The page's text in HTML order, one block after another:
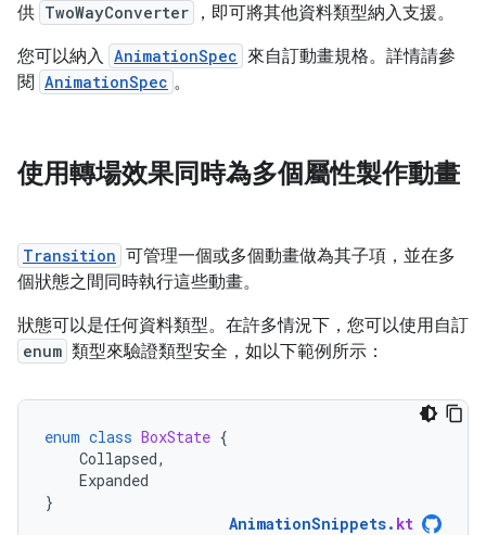
供 TwoWayConverter
，即可將其他資料類型納入支援。
您可以納入 AnimationSpec 來自訂動畫規格。詳情請參
閱 AnimationSpec 。
使用轉場效果同時為多個屬性製作動畫
Transition 可管理一個或多個動畫做為其子項，並在多
個狀態之間同時執行這些動畫。
狀態可以是任何資料類型。在許多情況下，您可以使用自訂
enum 類型來驗證類型安全，如以下範例所示：
enum class BoxState {
Collapsed,
Expanded
}
AnimationSnippets. kt